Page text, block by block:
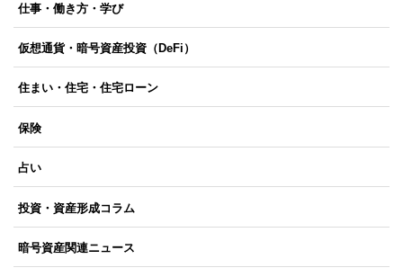
仕事・働き方・学び
仮想通貨・暗号資産投資（DeFi）
住まい・住宅・住宅ローン
保険
占い
投資・資産形成コラム
暗号資産関連ニュース